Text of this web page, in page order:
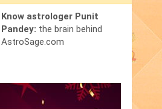
Know astrologer Punit
Pandey: the brain behind
AstroSage.com